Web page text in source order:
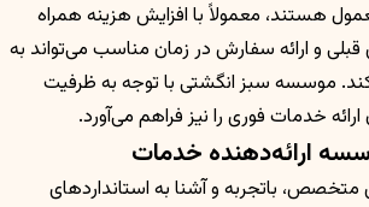
هستند، معمولاً با افزایش هزینه همراه
قبلی و ارائه سفارش در زمان مناسب می‌تواند به
موسسه سبز انگشتی با توجه به ظرفیت
خدمات فوری را نیز فراهم می‌آورد.
ارائه‌دهنده خدمات
باتجربه و آشنا به استانداردهای